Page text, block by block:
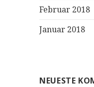
Februar 2018
Januar 2018
NEUESTE